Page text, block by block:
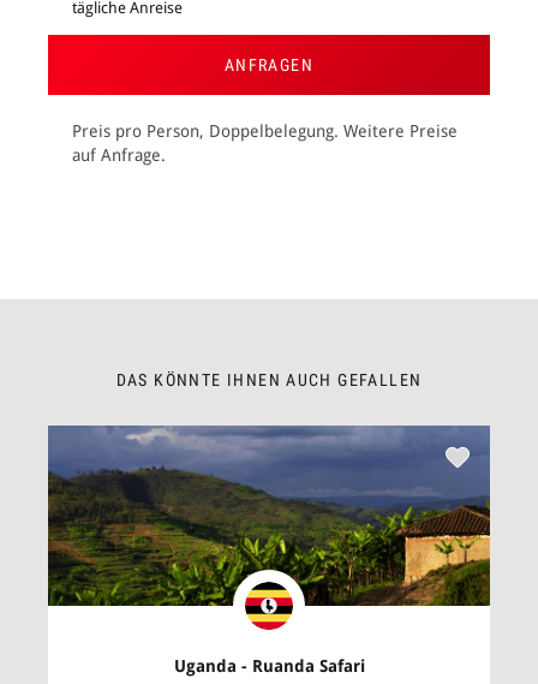
tägliche Anreise
ANFRAGEN
Preis pro Person, Doppelbelegung. Weitere Preise
auf Anfrage.
DAS KÖNNTE IHNEN AUCH GEFALLEN
Uganda - Ruanda Safari